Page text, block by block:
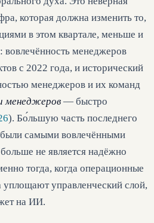
которая должна изменить то,
в этом квартале, меньше и
вовлечённость менеджеров
с 2022 года, и исторический
менеджеров и их команд
менеджеров — быстро
). Бо́льшую часть последнего
самыми вовлечёнными
не является надёжно
тогда, когда операционные
управленческий слой,
на ИИ.